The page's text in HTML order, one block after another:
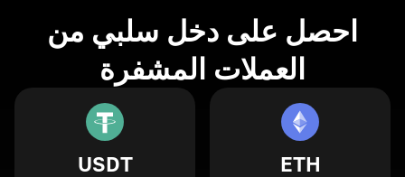
احصل على دخل سلبي من
العملات المشفرة
ETH
USDT